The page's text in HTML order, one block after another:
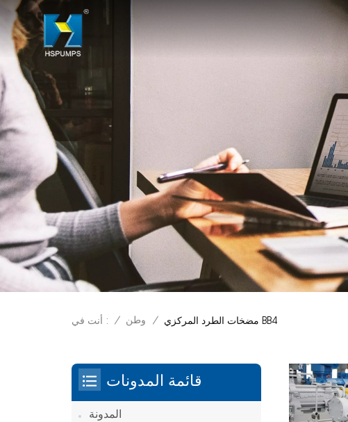
أنت في : / وطن / مضخات الطرد المركزي BB4
قائمة المدونات
المدونة